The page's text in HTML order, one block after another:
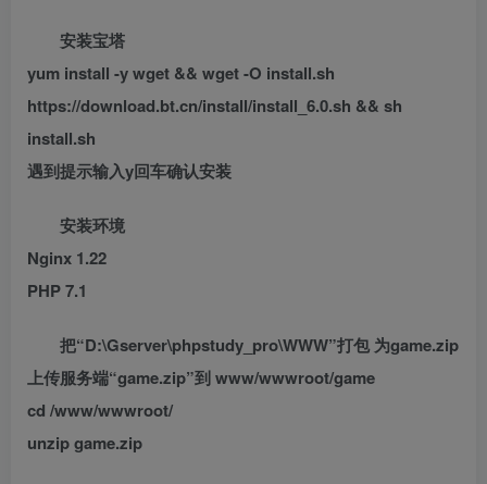
安装宝塔
yum install -y wget && wget -O install.sh
https://download.bt.cn/install/install_6.0.sh && sh
install.sh
遇到提示输入y回车确认安装
安装环境
Nginx 1.22
PHP 7.1
把“D:\Gserver\phpstudy_pro\WWW”打包 为game.zip
上传服务端“game.zip”到 www/wwwroot/game
cd /www/wwwroot/
unzip game.zip